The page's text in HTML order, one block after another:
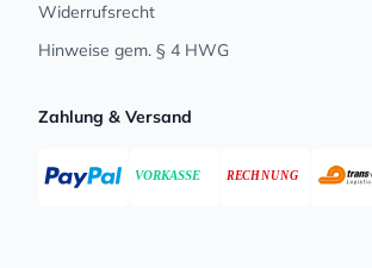
Widerrufsrecht
Hinweise gem. § 4 HWG
Zahlung & Versand